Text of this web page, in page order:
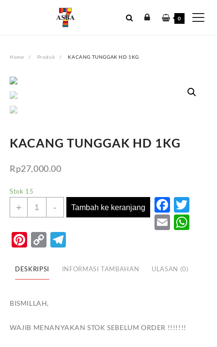
0
Home Produk KACANG TUNGGAK HD 1KG
KACANG TUNGGAK HD 1KG
Rp27,000.00
Stok 15
+
Kuantitas
KACANG
HD
- Tambah ke keranjang
Email
Pinterest
Copy
DESKRIPSI INFORMASI TAMBAHAN ULASAN (0)
BISMILLAH,
WAJIB MENANYAKAN STOK SEBELUM ORDER !!!!!!!